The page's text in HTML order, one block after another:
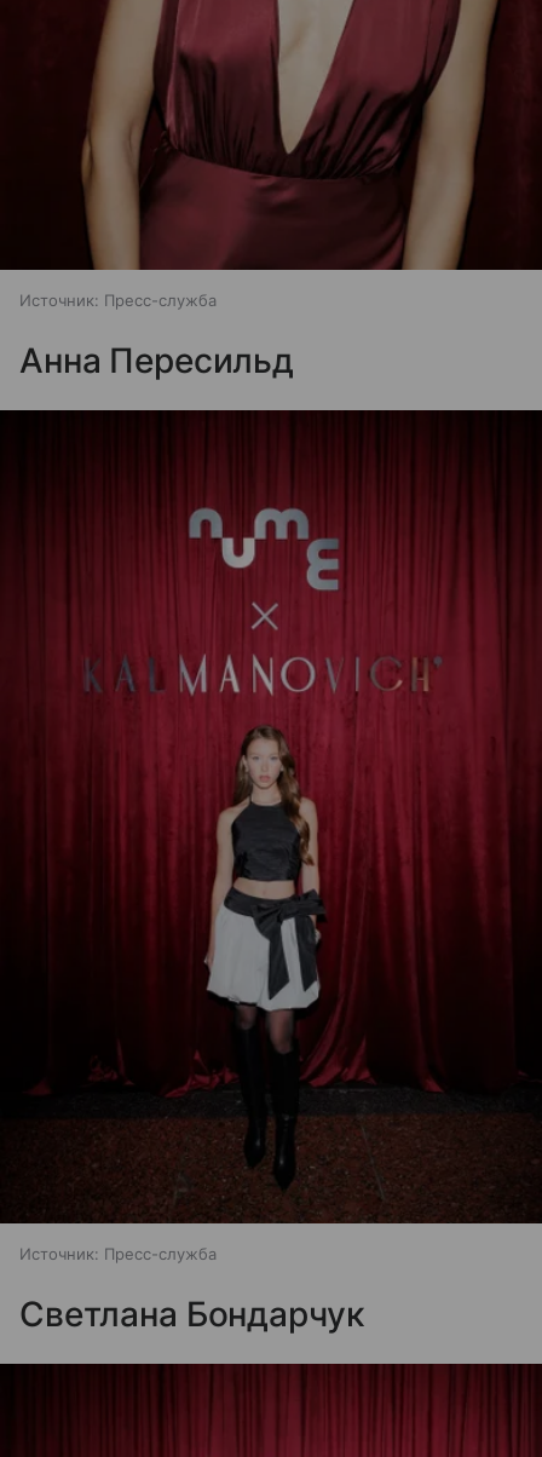
Источник: Пресс-служба
Анна Пересильд
Источник: Пресс-служба
Светлана Бондарчук